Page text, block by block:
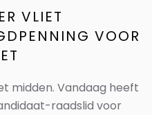
VLIET
VOOR
midden. Vandaag heeft
raadslid voor